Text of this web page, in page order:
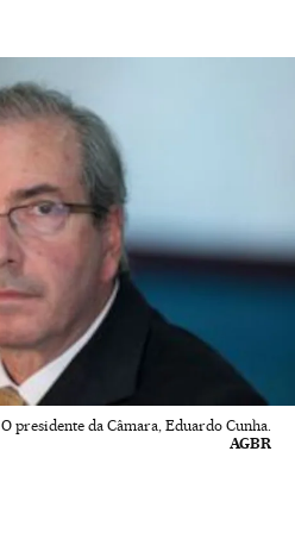
O presidente da Câmara, Eduardo Cunha.
AGBR